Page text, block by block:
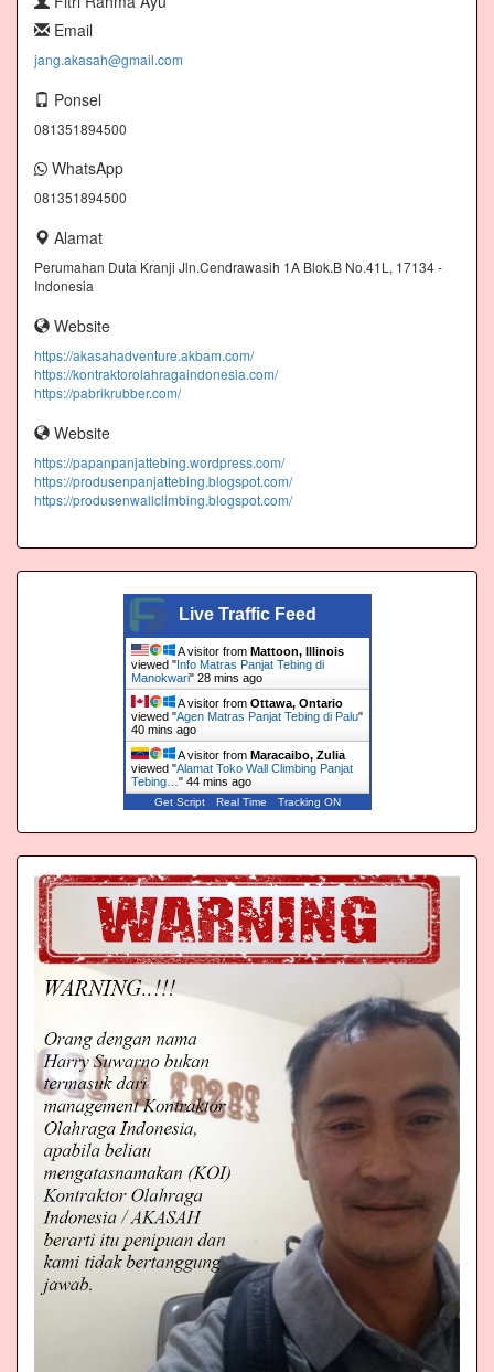
Email
jang.akasah@gmail.com
Ponsel
081351894500
WhatsApp
081351894500
Alamat
Perumahan Duta Kranji Jln.Cendrawasih 1A Blok.B No.41L, 17134 -
Indonesia
Website
https://akasahadventure.akbam.com/
https://kontraktorolahragaindonesia.com/
https://pabrikrubber.com/
Website
https://papanpanjattebing.wordpress.com/
https://produsenpanjattebing.blogspot.com/
https://produsenwallclimbing.blogspot.com/
Live Traffic Feed
A visitor from Mattoon, Illinois
viewed "Info Matras Panjat Tebing di
Manokwari" 28 mins ago
A visitor from Ottawa, Ontario
viewed "Agen Matras Panjat Tebing di Palu"
40 mins ago
A visitor from Maracaibo, Zulia
viewed "Alamat Toko Wall Climbing Panjat
Tebing… " 44 mins ago
Get Script Real Time Tracking ON